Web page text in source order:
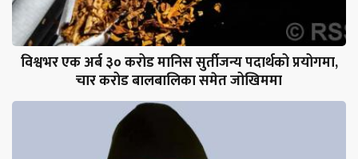
विश्वभर एक अर्ब ३० करोड मानिस सुर्तीजन्य पदार्थको प्रयोगमा,
चार करोड बालबालिका समेत जोखिममा